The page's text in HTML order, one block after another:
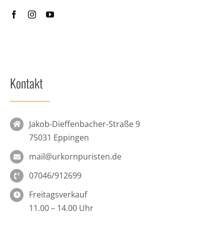
Kontakt
Jakob-Dieffenbacher-Straße 9
75031 Eppingen
mail@urkornpuristen.de
07046/912699
Freitagsverkauf
11.00 – 14.00 Uhr